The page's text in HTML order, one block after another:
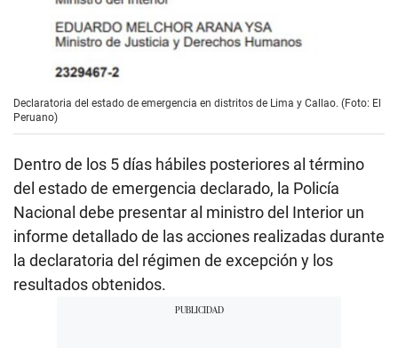
Declaratoria del estado de emergencia en distritos de Lima y Callao. (Foto: El
Peruano)
Dentro de los 5 días hábiles posteriores al término
del estado de emergencia declarado, la Policía
Nacional debe presentar al ministro del Interior un
informe detallado de las acciones realizadas durante
la declaratoria del régimen de excepción y los
resultados obtenidos.